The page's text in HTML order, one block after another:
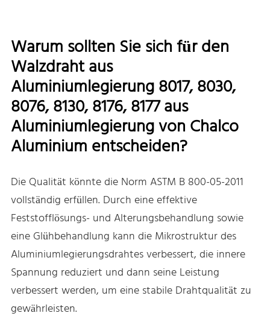
Warum sollten Sie sich für den
Walzdraht aus
Aluminiumlegierung 8017, 8030,
8076, 8130, 8176, 8177 aus
Aluminiumlegierung von Chalco
Aluminium entscheiden?
Die Qualität könnte die Norm ASTM B 800-05-2011
vollständig erfüllen. Durch eine effektive
Feststofflösungs- und Alterungsbehandlung sowie
eine Glühbehandlung kann die Mikrostruktur des
Aluminiumlegierungsdrahtes verbessert, die innere
Spannung reduziert und dann seine Leistung
verbessert werden, um eine stabile Drahtqualität zu
gewährleisten.